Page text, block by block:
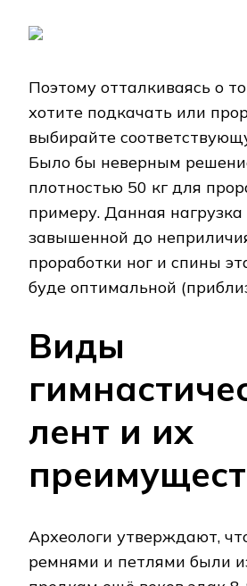
Поэтому отталкиваясь о
хотите подкачать или
выбирайте
Было бы неверным
плотностью 50 кг для
примеру. Данная нагрузка
завышенной до
проработки ног и спины
буде оптимальной
Виды
лент и их
Археологи утверждают,
ремнями и петлями были